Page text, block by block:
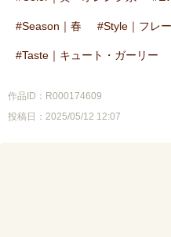
Season｜春 Style｜フレ
Taste｜キュート・ガーリー
作品ID：R000174609
投稿日：2025/05/12 12:07